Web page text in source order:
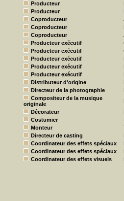
Producteur
Producteur
Coproducteur
Coproducteur
Coproducteur
Producteur exécutif
Producteur exécutif
Producteur exécutif
Producteur exécutif
Producteur exécutif
Distributeur d'origine
Directeur de la photographie
Compositeur de la musique
originale
Décorateur
Costumier
Monteur
Directeur de casting
Coordinateur des effets spéciaux
Coordinateur des effets spéciaux
Coordinateur des effets visuels